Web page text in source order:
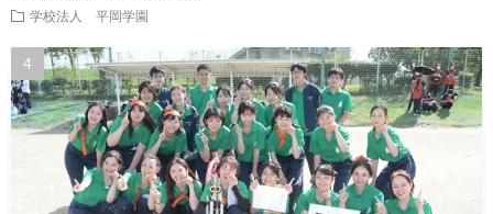
学校法人 平岡学園